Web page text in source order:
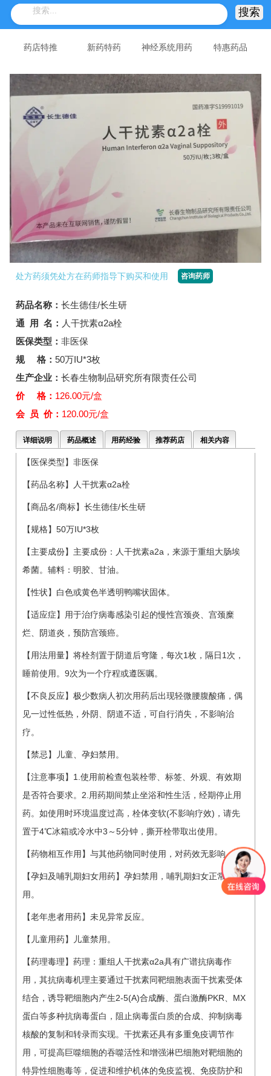
药店特推 新药特药 神经系统用药 特惠药品
处方药须凭处方在药师指导下购买和使用 咨询药师
药品名称： 长生德佳/长生研
通 用 名： 人干扰素α2a栓
医保类型： 非医保
规 格： 50万IU*3枚
生产企业： 长春生物制品研究所有限责任公司
价 格： 126.00元/盒
会 员 价： 120.00元/盒
详细说明 药品概述 用药经验 推荐药店 相关内容
【医保类型】非医保
【药品名称】人干扰素α2a栓
【商品名/商标】长生德佳/长生研
【规格】50万IU*3枚
【主要成份】主要成份：人干扰素a2a，来源于重组大肠埃
希菌。辅料：明胶、甘油。
【性状】白色或黄色半透明鸭嘴状固体。
【适应症】用于治疗病毒感染引起的慢性宫颈炎、宫颈糜
烂、阴道炎，预防宫颈癌。
【用法用量】将栓剂置于阴道后穹隆，每次1枚，隔日1次，
睡前使用。9次为一个疗程或遵医嘱。
【不良反应】极少数病人初次用药后出现轻微腰腹酸痛，偶
见一过性低热，外阴、阴道不适，可自行消失，不影响治
疗。
【禁忌】儿童、孕妇禁用。
【注意事项】1.使用前检查包装栓带、标签、外观、有效期
是否符合要求。2.用药期间禁止坐浴和性生活，经期停止用
药。如使用时环境温度过高，栓体变软(不影响疗效)，请先
置于4℃冰箱或冷水中3～5分钟，撕开栓带取出使用。
【药物相互作用】与其他药物同时使用，对药效无影响。
【孕妇及哺乳期妇女用药】孕妇禁用，哺乳期妇女正常使
用。
【老年患者用药】未见异常反应。
【儿童用药】儿童禁用。
【药理毒理】药理：重组人干扰素α2a具有广谱抗病毒作
用，其抗病毒机理主要通过干扰素同靶细胞表面干扰素受体
结合，诱导靶细胞内产生2-5(A)合成酶、蛋白激酶PKR、MX
蛋白等多种抗病毒蛋白，阻止病毒蛋白质的合成、抑制病毒
核酸的复制和转录而实现。干扰素还具有多重免疫调节作
用，可提高巨噬细胞的吞噬活性和增强淋巴细胞对靶细胞的
特异性细胞毒等，促进和维护机体的免疫监视、免疫防护和